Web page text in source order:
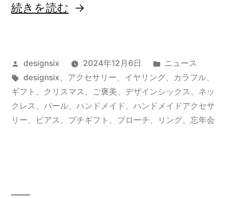
“定
気
ア
イ
テ
続きを読む
投
稿
者:
designsix 2024年12月6日
カ
テ
ゴ
リ
ー:
ニュース
タ
グ:
designsix、 アクセサリー、 イヤリング、 カラフル、
ギフト 、 クリスマス 、 ご褒美、 デザインシックス 、 ネッ
クレス 、 パール、 ハンドメイド 、 ハンドメイドアクセサ
リー、 ピアス 、 プチギフト 、 ブローチ、 リング、 忘年会